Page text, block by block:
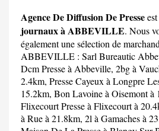
Agence De Diffusion De Presse
journaux à ABBEVILLE. Nous
également une sélection de
ABBEVILLE : Sarl Bureautic
Dcm Presseà Abbeville, 2bgà
2.4km, Presse Cayeux à Longpre
15.2km, Bon Lavoineà Oisemont à
Flixecourt Presseà Flixecourt à
à Rue à 21.8km, 2l à Gamaches à